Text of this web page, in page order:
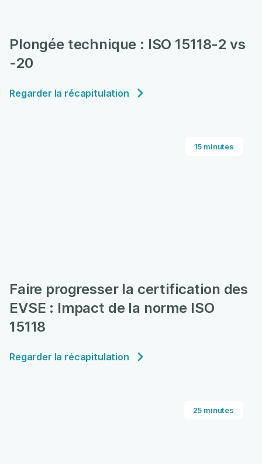
Plongée technique : ISO 15118-2 vs
-20
Regarder la récapitulation
15 minutes
Faire progresser la certification des
EVSE : Impact de la norme ISO
15118
Regarder la récapitulation
25 minutes